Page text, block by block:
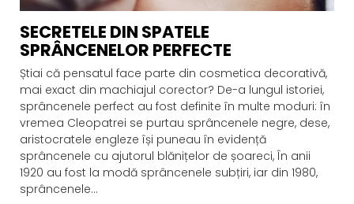
SECRETELE DIN SPATELE
SPRÂNCENELOR PERFECTE
Știai că pensatul face parte din cosmetica decorativă,
mai exact din machiajul corector? De-a lungul istoriei,
sprâncenele perfect au fost definite în multe moduri: în
vremea Cleopatrei se purtau sprâncenele negre, dese,
aristocratele engleze își puneau în evidență
sprâncenele cu ajutorul blănițelor de șoareci, În anii
1920 au fost la modă sprâncenele subțiri, iar din 1980,
sprâncenele...